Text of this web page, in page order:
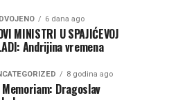
6 dana ago
MINISTRI U SPAJIĆEVOJ
Andrijina vremena
8 godina ago
Dragoslav